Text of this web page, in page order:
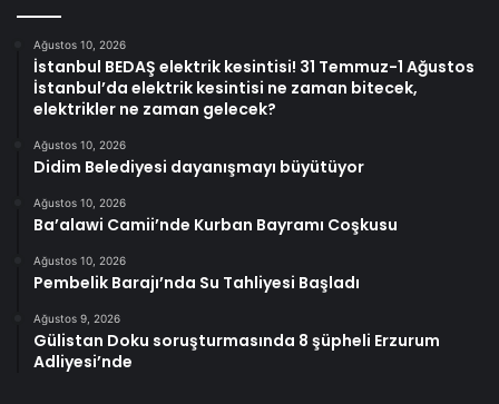
Ağustos 10, 2026
İstanbul BEDAŞ elektrik kesintisi! 31 Temmuz-1 Ağustos
İstanbul’da elektrik kesintisi ne zaman bitecek,
elektrikler ne zaman gelecek?
Ağustos 10, 2026
Didim Belediyesi dayanışmayı büyütüyor
Ağustos 10, 2026
Ba’alawi Camii’nde Kurban Bayramı Coşkusu
Ağustos 10, 2026
Pembelik Barajı’nda Su Tahliyesi Başladı
Ağustos 9, 2026
Gülistan Doku soruşturmasında 8 şüpheli Erzurum
Adliyesi’nde